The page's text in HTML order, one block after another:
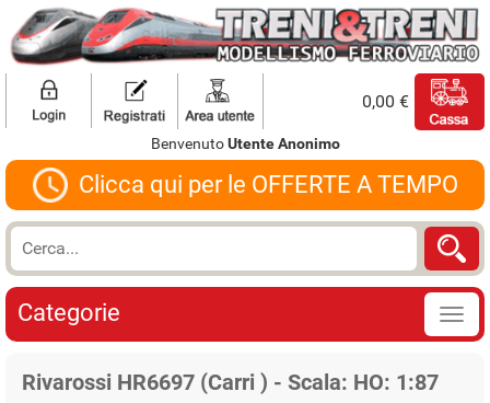
0,00 €
BenvenutoUtente Anonimo
Clicca qui per le OFFERTE A TEMPO
Categorie
Rivarossi HR6697 (Carri ) - Scala: HO: 1:87